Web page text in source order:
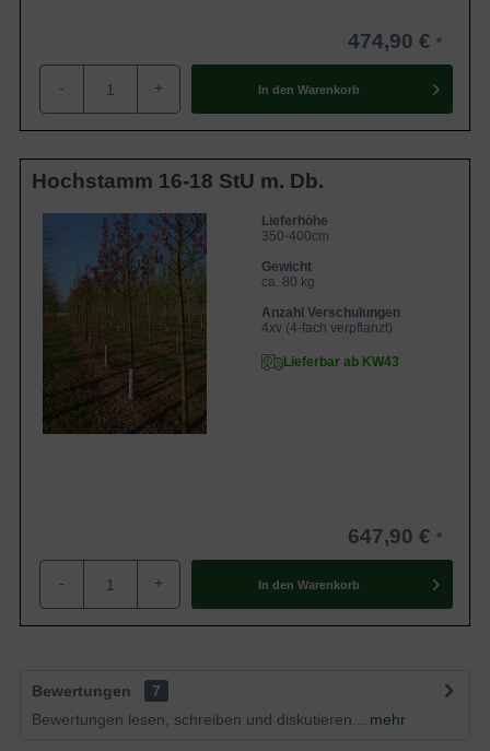
474,90 €
- + In den Warenkorb
Hochstamm 16-18 StU m. Db.
Lieferhöhe
350-400cm
Gewicht
ca. 80 kg
Anzahl Verschulungen
4xv (4-fach verpflanzt)
Lieferbar ab KW43
647,90 €
- + In den Warenkorb
Bewertungen
7
Bewertungen lesen, schreiben und diskutieren...
mehr